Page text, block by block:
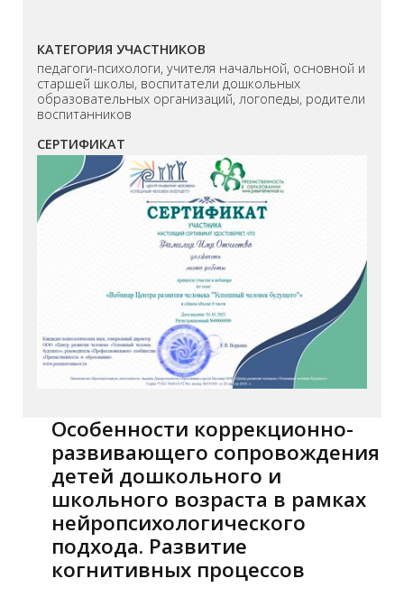
КАТЕГОРИЯ УЧАСТНИКОВ
педагоги-психологи, учителя начальной, основной и
старшей школы, воспитатели дошкольных
образовательных организаций, логопеды, родители
воспитанников
СЕРТИФИКАТ
Особенности коррекционно-
развивающего сопровождения
детей дошкольного и
школьного возраста в рамках
нейропсихологического
подхода. Развитие
когнитивных процессов